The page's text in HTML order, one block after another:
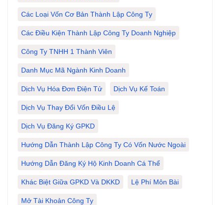
Các Loại Vốn Cơ Bản Thành Lập Công Ty
Các Điều Kiện Thành Lập Công Ty Doanh Nghiệp
Công Ty TNHH 1 Thành Viên
Danh Mục Mã Ngành Kinh Doanh
Dịch Vụ Hóa Đơn Điện Tử Dịch Vụ Kế Toán
Dịch Vụ Thay Đổi Vốn Điều Lệ
Dịch Vụ Đăng Ký GPKD
Hướng Dẫn Thành Lập Công Ty Có Vốn Nước Ngoài
Hướng Dẫn Đăng Ký Hộ Kinh Doanh Cá Thể
Khác Biệt Giữa GPKD Và DKKD Lệ Phí Môn Bài
Mở Tài Khoản Công Ty